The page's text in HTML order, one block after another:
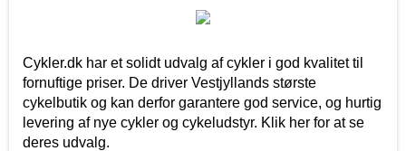
Cykler.dk har et solidt udvalg af cykler i god kvalitet til
fornuftige priser. De driver Vestjyllands største
cykelbutik og kan derfor garantere god service, og hurtig
levering af nye cykler og cykeludstyr. Klik her for at se
deres udvalg.